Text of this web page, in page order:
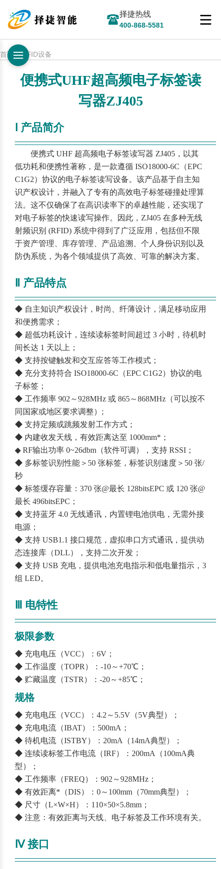
择捷热线
400-868-5581
首页 > RFID设备
便携式UHF超高频电子标签读
写器ZJ405
Ⅰ 产品简介
————————————————————————
便携式 UHF 超高频电子标签读写器 ZJ405，以其
低功耗和便携性著称，是一款遵循 ISO18000-6C（EPC
C1G2）协议的电子标签读写设备。该产品基于自主知
识产权设计，并融入了专有的高效电子标签碰撞处理算
法。这不仅确保了在高识读率下的卓越性能，还实现了
对电子标签的快速读写操作。因此，ZJ405 在多种无线
射频识别 (RFID) 系统中得到了广泛应用，包括但不限
于资产管理、库存管理、产品追溯、个人身份识别以及
防伪系统，为各个领域提供了高效、可靠的解决方案。
Ⅱ 产品特点
————————————————————————
◆ 自主知识产权设计，时尚、纤薄设计，满足移动应用
和便携需求；
◆ 超低功耗设计，连续读标签时间超过 3 小时，待机时
间长达 1 天以上；
◆ 支持按键触发和交互应答等工作模式；
◆ 充分支持符合 ISO18000-6C（EPC C1G2）协议的电
子标签；
◆ 工作频率 902～928MHz 或 865～868MHz（可以按不
同国家或地区要求调整）;
◆ 支持定频或跳频发射工作方式；
◆ 内建收发天线，有效距离达至 1000mm*；
◆ RF输出功率 0~26dbm（软件可调），支持 RSSI；
◆ 多标签识别性能＞50 张标签，标签识别速度＞50 张/
秒
◆ 标签缓存容量：370 张@最长 128bitsEPC 或 120 张@
最长 496bitsEPC；
◆ 支持蓝牙 4.0 无线通讯，内置锂电池供电，无需外接
电源；
◆ 支持 USB1.1 接口规范，虚拟串口方式通讯，提供动
态连接库（DLL），支持二次开发；
◆ 支持 USB 充电，提供电池充电指示和低电量指示，3
组 LED。
Ⅲ 电特性
————————————————————————
极限参数
◆ 充电电压（VCC）：6V；
◆ 工作温度（TOPR）：-10～+70℃；
◆ 贮藏温度（TSTR）：-20～+85℃；
规格
◆ 充电电压（VCC）：4.2～5.5V（5V典型）；
◆ 充电电流（IBAT）：500mA；
◆ 待机电流（ISTBY）：20mA（14mA典型）；
◆ 连续读标签工作电流（IRF）：200mA（100mA典
型）；
◆ 工作频率（FREQ）：902～928MHz；
◆ 有效距离*（DIS）：0～100mm（70mm典型）；
◆ 尺寸（L×W×H）：110×50×5.8mm；
◆ 注意：有效距离与天线、电子标签及工作环境有关。
Ⅳ 接口
————————————————————————